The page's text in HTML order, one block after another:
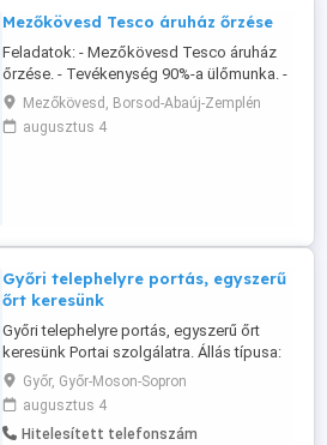
Mezőkövesd Tesco áruház őrzése
Feladatok: - Mezőkövesd Tesco áruház
őrzése. - Tevékenység 90%-a ülőmunka. -
Monitor megfigyelés. - Alapszintű
számítógép kezelés. Elvárások: - Magára
és munkájára igényes. - Határozott
Mezőkövesd, Borsod-Abaúj-Zemplén
augusztus 4
Győri telephelyre portás, egyszerű
őrt keresünk
Győri telephelyre portás, egyszerű őrt
keresünk Portai szolgálatra. Állás típusa:
Folyamatos, Részmunkaidő, Teljes
munkaidő
Győr, Győr-Moson-Sopron
augusztus 4
Hitelesített telefonszám